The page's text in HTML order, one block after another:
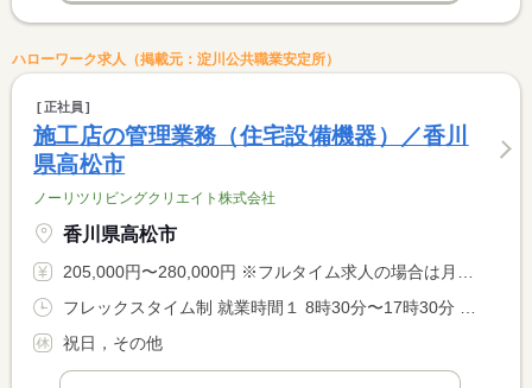
ハローワーク求人（掲載元：淀川公共職業安定所）
正社員
施工店の管理業務（住宅設備機器）／香川
県高松市
ノーリツリビングクリエイト株式会社
香川県高松市
205,000円〜280,000円 ※フルタイム求人の場合は月額（換算額）、パート求人の場合は時間額を表示しています。
祝日，その他